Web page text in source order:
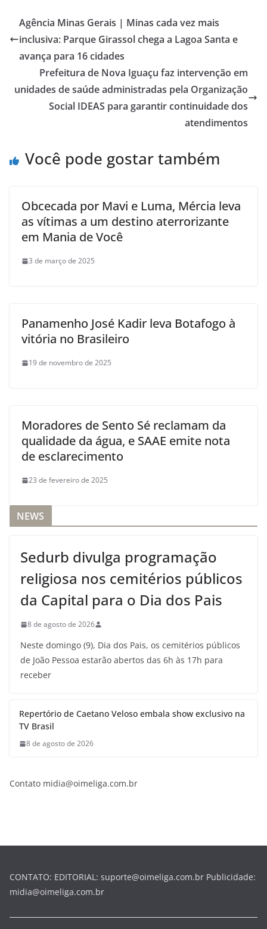
Agência Minas Gerais | Minas cada vez mais
inclusiva: Parque Girassol chega a Lagoa Santa e
avança para 16 cidades
Prefeitura de Nova Iguaçu faz intervenção em
unidades de saúde administradas pela Organização
Social IDEAS para garantir continuidade dos
atendimentos
Você pode gostar também
Obcecada por Mavi e Luma, Mércia leva
as vítimas a um destino aterrorizante
em Mania de Você
3 de março de 2025
Panamenho José Kadir leva Botafogo à
vitória no Brasileiro
19 de novembro de 2025
Moradores de Sento Sé reclamam da
qualidade da água, e SAAE emite nota
de esclarecimento
23 de fevereiro de 2025
NEWS
Sedurb divulga programação
religiosa nos cemitérios públicos
da Capital para o Dia dos Pais
8 de agosto de 2026
Neste domingo (9), Dia dos Pais, os cemitérios públicos
de João Pessoa estarão abertos das 6h às 17h para
receber
Repertório de Caetano Veloso embala show exclusivo na
TV Brasil
8 de agosto de 2026
Contato midia@oimeliga.com.br
CONTATO: EDITORIAL: suporte@oimeliga.com.br Publicidade:
midia@oimeliga.com.br